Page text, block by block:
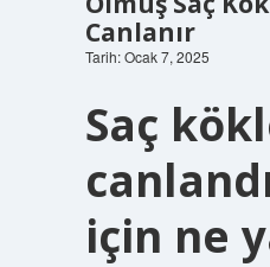
Canlanır
Tarih: Ocak 7, 2025
Saç
için ne